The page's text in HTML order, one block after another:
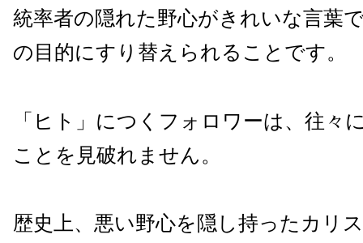
統率者の隠れた野心がきれいな言葉
の目的にすり替えられることです。
「ヒト」につくフォロワーは、往々
ことを見破れません。
歴史上、悪い野心を隠し持ったカリ